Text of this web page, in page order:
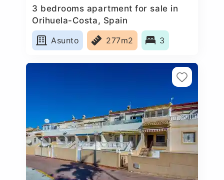
3 bedrooms apartment for sale in
Orihuela-Costa, Spain
Asunto
277m2 3